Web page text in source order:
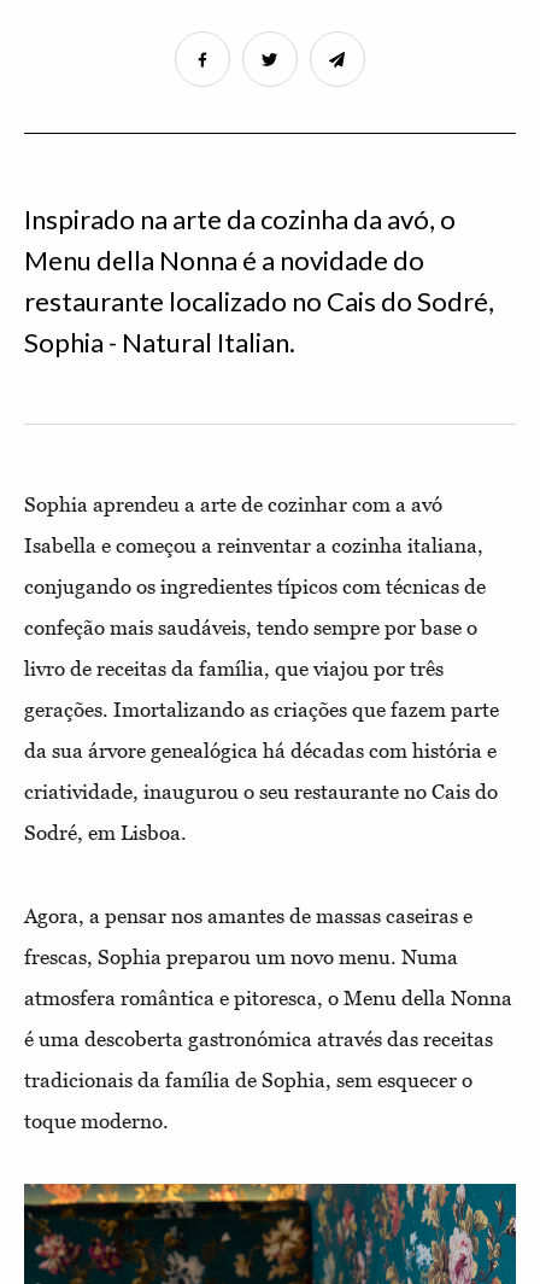
Inspirado na arte da cozinha da avó, o
Menu della Nonna é a novidade do
restaurante localizado no Cais do Sodré,
Sophia - Natural Italian.
Sophia aprendeu a arte de cozinhar com a avó
Isabella e começou a reinventar a cozinha italiana,
conjugando os ingredientes típicos com técnicas de
confeção mais saudáveis, tendo sempre por base o
livro de receitas da família, que viajou por três
gerações. Imortalizando as criações que fazem parte
da sua árvore genealógica há décadas com história e
criatividade, inaugurou o seu restaurante no Cais do
Sodré, em Lisboa.
Agora, a pensar nos amantes de massas caseiras e
frescas, Sophia preparou um novo menu. Numa
atmosfera romântica e pitoresca, o Menu della Nonna
é uma descoberta gastronómica através das receitas
tradicionais da família de Sophia, sem esquecer o
toque moderno.